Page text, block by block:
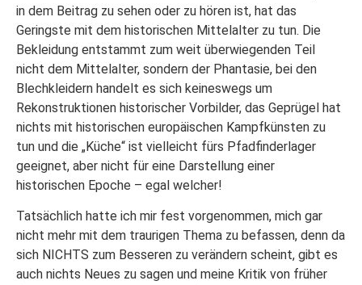
in dem Beitrag zu sehen oder zu hören ist, hat das
Geringste mit dem historischen Mittelalter zu tun. Die
Bekleidung entstammt zum weit überwiegenden Teil
nicht dem Mittelalter, sondern der Phantasie, bei den
Blechkleidern handelt es sich keineswegs um
Rekonstruktionen historischer Vorbilder, das Geprügel hat
nichts mit historischen europäischen Kampfkünsten zu
tun und die „Küche“ ist vielleicht fürs Pfadfinderlager
geeignet, aber nicht für eine Darstellung einer
historischen Epoche – egal welcher!
Tatsächlich hatte ich mir fest vorgenommen, mich gar
nicht mehr mit dem traurigen Thema zu befassen, denn da
sich NICHTS zum Besseren zu verändern scheint, gibt es
auch nichts Neues zu sagen und meine Kritik von früher